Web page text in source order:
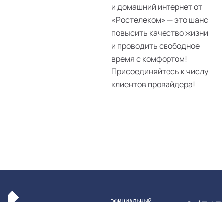
и домашний интернет от
«Ростелеком» — это шанс
повысить качество жизни
и проводить свободное
время с комфортом!
Присоединяйтесь к числу
клиентов провайдера!